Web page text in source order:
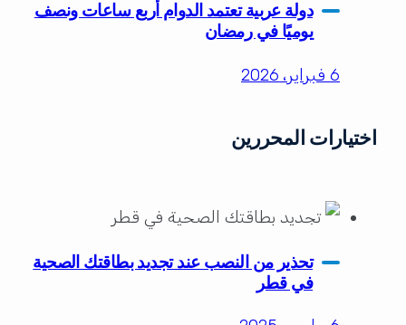
دولة عربية تعتمد الدوام أربع ساعات ونصف
يوميًا في رمضان
6 فبراير، 2026
اختيارات المحررين
تحذير من النصب عند تجديد بطاقتك الصحية
في قطر